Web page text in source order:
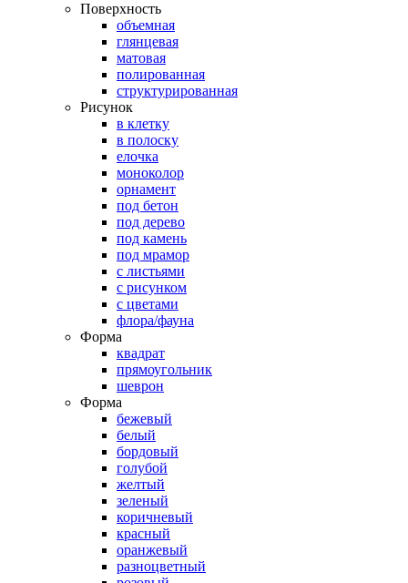
Поверхность
объемная
глянцевая
матовая
полированная
структурированная
Рисунок
в клетку
в полоску
елочка
моноколор
орнамент
под бетон
под дерево
под камень
под мрамор
с листьями
с рисунком
с цветами
флора/фауна
Форма
квадрат
прямоугольник
шеврон
Форма
бежевый
белый
бордовый
голубой
желтый
зеленый
коричневый
красный
оранжевый
разноцветный